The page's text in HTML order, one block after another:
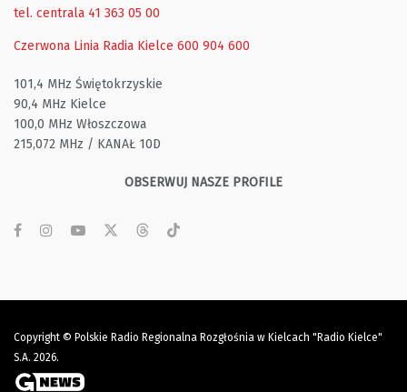
tel. centrala 41 363 05 00
Czerwona Linia Radia Kielce 600 904 600
101,4 MHz Świętokrzyskie
90,4 MHz Kielce
100,0 MHz Włoszczowa
215,072 MHz / KANAŁ 10D
OBSERWUJ NASZE PROFILE
Copyright © Polskie Radio Regionalna Rozgłośnia w Kielcach "Radio Kielce"
S.A. 2026.